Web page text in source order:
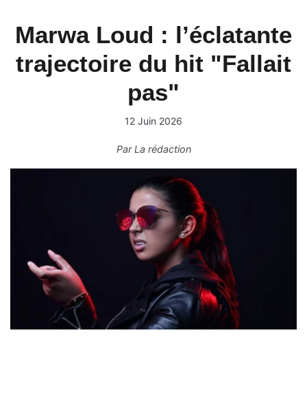
Marwa Loud : l’éclatante
trajectoire du hit "Fallait
pas"
12 Juin 2026
ParLa rédaction